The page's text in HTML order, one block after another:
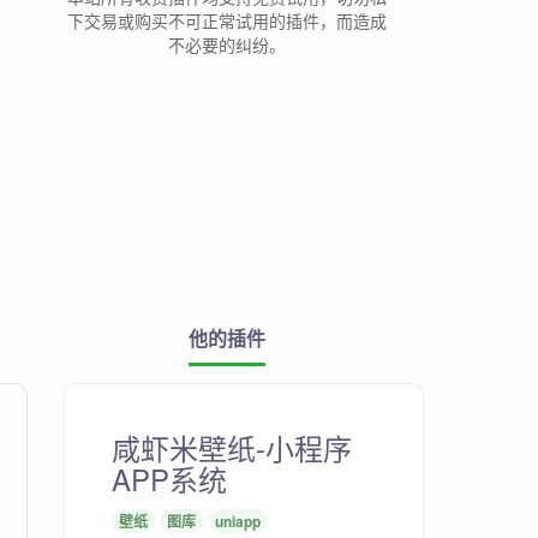
下交易或购买不可正常试用的插件，而造成
不必要的纠纷。
他的插件
咸虾米壁纸-小程序
APP系统
壁纸 图库 uniapp